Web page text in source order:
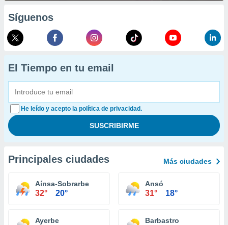
Síguenos
El Tiempo en tu email
He leído y acepto la política de privacidad.
Principales ciudades Más ciudades
Aínsa-Sobrarbe
32° 20°
Ansó
31° 18°
Ayerbe Barbastro